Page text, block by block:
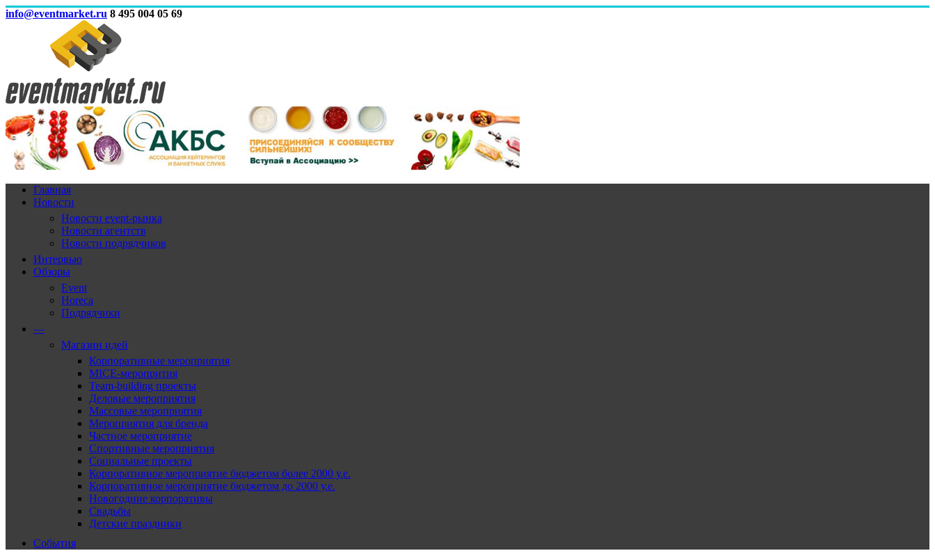
info@eventmarket.ru 8 495 004 05 69
Главная
Новости
Новости event-рынка
Новости агентств
Новости подрядчиков
Интервью
Обзоры
Event
Horeca
Подрядчики
—
Магазин идей
Корпоративные мероприятия
MICE-меропрития
Team-building проекты
Деловые мероприятия
Массовые мероприятия
Мероприятия для бренда
Частное мероприятие
Спортивные мероприятия
Социальные проекты
Корпоративное мероприятие бюджетом более 2000 у.е.
Корпоративное мероприятие бюджетом до 2000 у.е.
Новогодние корпоративы
Свадьбы
Детские праздники
События